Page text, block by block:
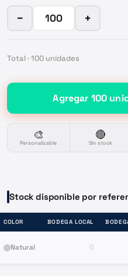
− +
Total · 100 unidades
Agregar 100
🎨
Personalizable
🔴
Sin stock
Stock disponible por
COLOR BODEGA LOCAL
Natural 0